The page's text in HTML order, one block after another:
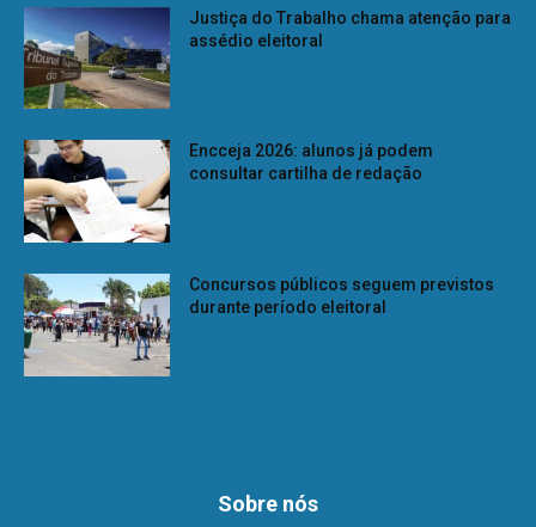
Justiça do Trabalho chama atenção para
assédio eleitoral
Encceja 2026: alunos já podem
consultar cartilha de redação
Concursos públicos seguem previstos
durante período eleitoral
Sobre nós